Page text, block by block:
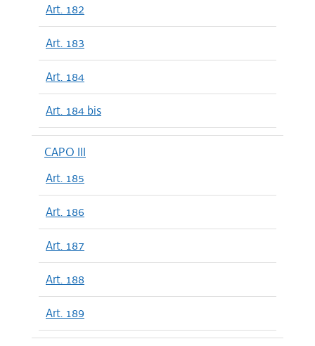
Art. 182
Art. 183
Art. 184
Art. 184 bis
CAPO III
Art. 185
Art. 186
Art. 187
Art. 188
Art. 189